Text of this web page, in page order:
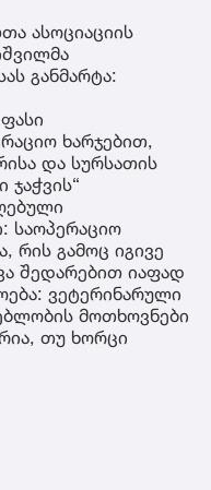
ასოციაციის
განმარტა:
ხარჯებით,
და სურსათის
ჯაჭვის“
საოპერაციო
რის გამოც იგივე
შედარებით იაფად
ვეტერინარული
მოთხოვნები
თუ ხორცი